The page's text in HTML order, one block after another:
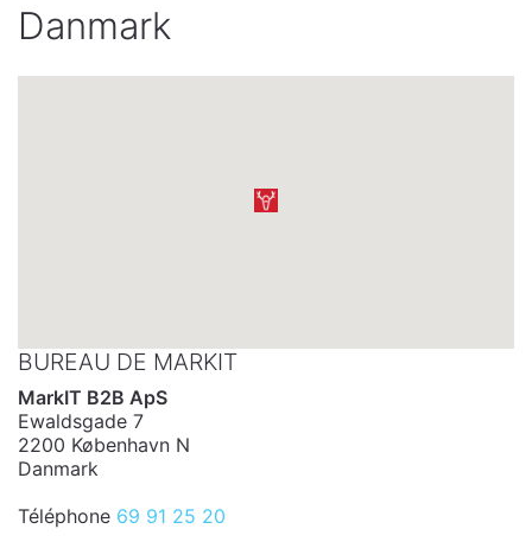
Danmark
BUREAU DE MARKIT
MarkIT B2B ApS
Ewaldsgade 7
2200 København N
Danmark
Téléphone 69 91 25 20